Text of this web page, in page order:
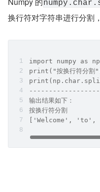
换行符对字符串进行分割
import numpy as np
print("按换行符分割
输出结果如下：
按换行符分割
['Welcome', 'to',